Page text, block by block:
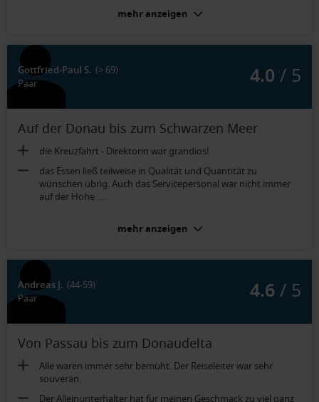
funktionierende Klimaanlagen, Fersenempfang schlecht
fehlende Kanäle (ZDF……), Hakender Türöffner.
mehr anzeigen
Gottfried-Paul S. (> 69)
Paar
4.0 / 5
Auf der Donau bis zum Schwarzen Meer
die Kreuzfahrt - Direktorin war grandios!
das Essen ließ teilweise in Qualität und Quantität zu
wünschen übrig. Auch das Servicepersonal war nicht immer
auf der Höhe ....
Außenkabine 2-Bett Hauptdeck (Kat. HD):
mehr anzeigen
Andreas J. (44-59)
Paar
4.6 / 5
Von Passau bis zum Donaudelta
Alle waren immer sehr bemüht. Der Reiseleiter war sehr
souverän.
Der Alleinunterhalter hat für meinen Geschmack zu viel ganz